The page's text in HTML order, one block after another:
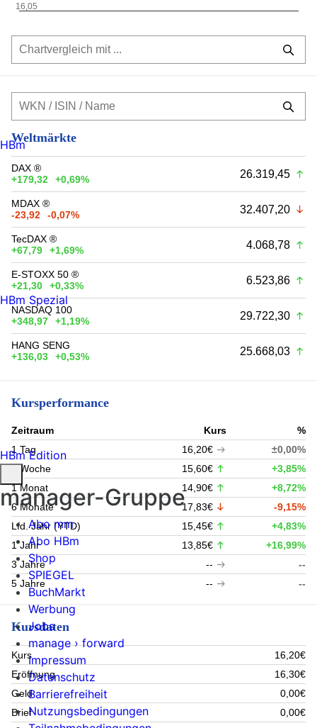
16,05
Weltmärkte
DAX ®
+179,32
+0,69% 26.319,45
MDAX ®
-23,92
-0,07% 32.407,20
TecDAX ®
+67,79
+1,69% 4.068,78
E-STOXX 50 ®
+21,30
+0,33% 6.523,86
NASDAQ 100
+348,97
+1,19% 29.722,30
HANG SENG
+136,03
+0,53% 25.668,03
Kursperformance
Zeitraum Kurs
%
1 Tag
16,20€
±0,00%
1 Woche
15,60€
+3,85%
1 Monat
14,90€
+8,72%
6 Monate
17,83€
-9,15%
Lfd. Jahr (YTD)
15,45€
+4,83%
1 Jahr
13,85€
+16,99%
3 Jahre
--
--
5 Jahre
-- --
Kursdaten
Kurs
16,20€
Eröffnung
16,30€
Geld
0,00€
Brief
0,00€
HBm
HBm Spezial
HBm Edition
manager-Gruppe
Abo mm
Abo HBm
Shop
SPIEGEL
BuchMarkt
Werbung
Jobs
manage › forward
Impressum
Datenschutz
Barrierefreiheit
Nutzungsbedingungen